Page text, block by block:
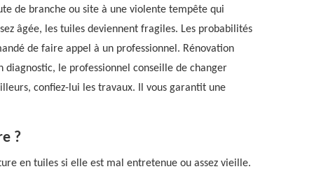
de branche ou site à une violente tempête qui
âgée, les tuiles deviennent fragiles. Les probabilités
de faire appel à un professionnel. Rénovation
diagnostic, le professionnel conseille de changer
confiez-lui les travaux. Il vous garantit une
?
en tuiles si elle est mal entretenue ou assez vieille.